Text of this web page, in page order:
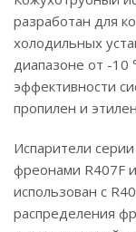
разработан для
холодильных
диапазоне от -10
эффективности
пропилен и
Испарители
фреонами R407F
использован с
распределения